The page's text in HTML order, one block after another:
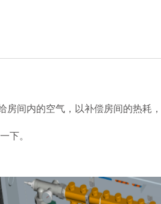
内的空气，以补偿房间的热耗
下。